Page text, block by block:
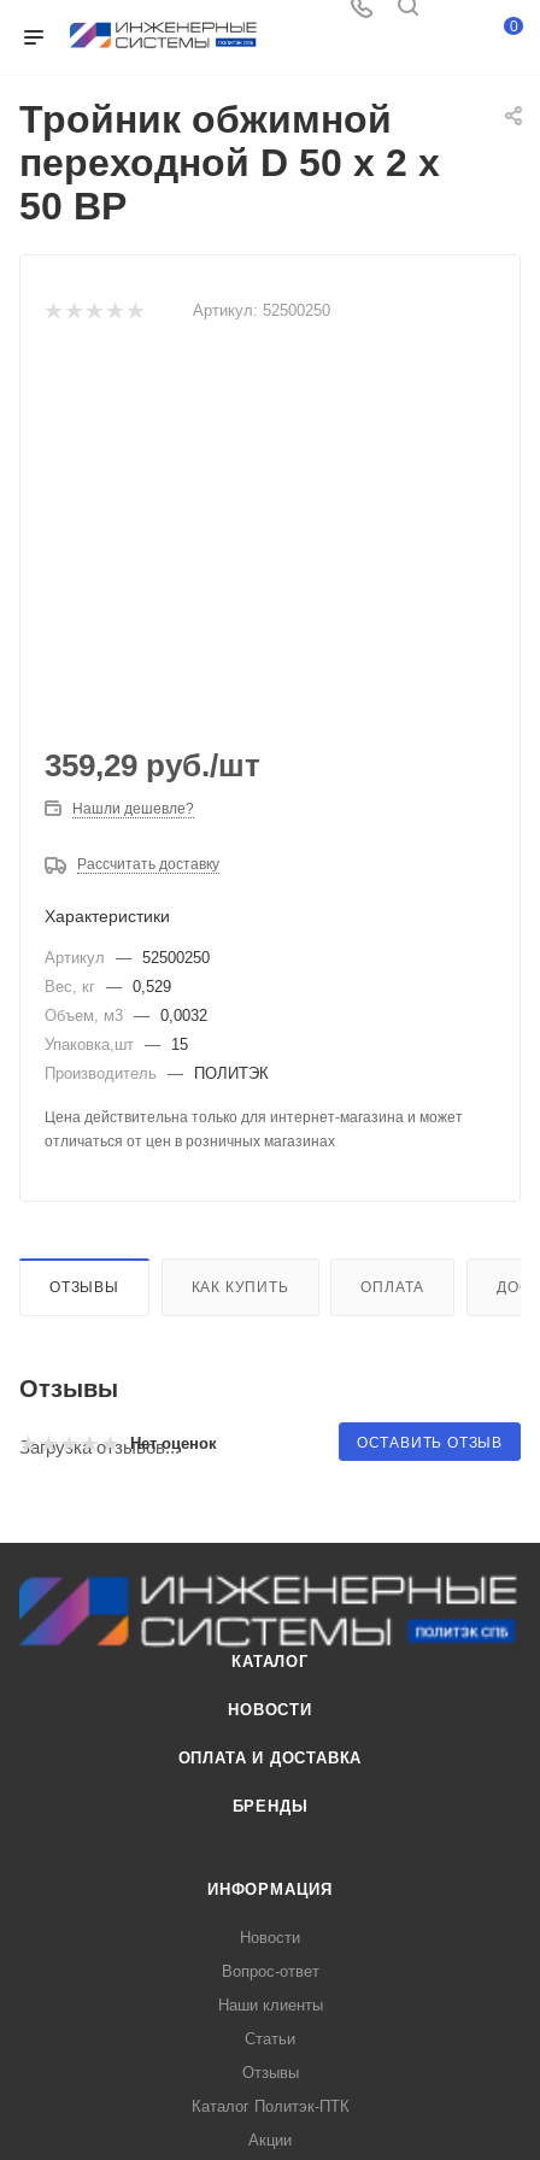
0
Тройник обжимной
переходной D 50 x 2 x
50 ВР
Артикул: 52500250
359,29 руб./шт
Нашли дешевле?
Рассчитать доставку
Характеристики
Артикул — 52500250
Вес, кг — 0,529
Объем, м3 — 0,0032
Упаковка,шт —
15
Производитель
— ПОЛИТЭК
Цена действительна только для интернет-магазина и может
отличаться от цен в розничных магазинах
ОТЗЫВЫ КАК КУПИТЬ ОПЛАТА
Отзывы
Нет оценок ОСТАВИТЬ ОТЗЫВ
Загрузка отзывов...
КАТАЛОГ
НОВОСТИ
ОПЛАТА И ДОСТАВКА
БРЕНДЫ
ИНФОРМАЦИЯ
Новости
Вопрос-ответ
Наши клиенты
Статьи
Отзывы
Каталог Политэк-ПТК
Акции